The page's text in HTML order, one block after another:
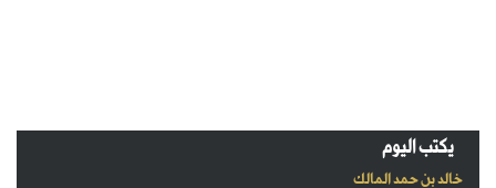
يكتب اليوم
خالد بن حمد المالك